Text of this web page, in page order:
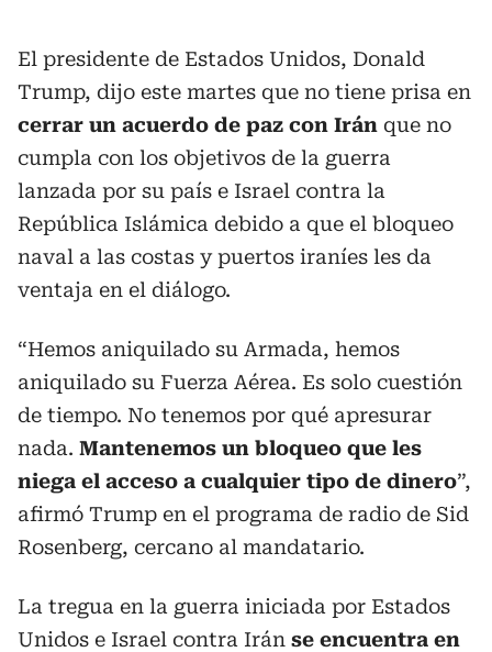
El presidente de Estados Unidos, Donald
Trump, dijo este martes que no tiene prisa en
cerrar un acuerdo de paz con Irán que no
cumpla con los objetivos de la guerra
lanzada por su país e Israel contra la
República Islámica debido a que el bloqueo
naval a las costas y puertos iraníes les da
ventaja en el diálogo.
“Hemos aniquilado su Armada, hemos
aniquilado su Fuerza Aérea. Es solo cuestión
de tiempo. No tenemos por qué apresurar
nada. Mantenemos un bloqueo que les
niega el acceso a cualquier tipo de dinero”,
afirmó Trump en el programa de radio de Sid
Rosenberg, cercano al mandatario.
La tregua en la guerra iniciada por Estados
Unidos e Israel contra Irán se encuentra en